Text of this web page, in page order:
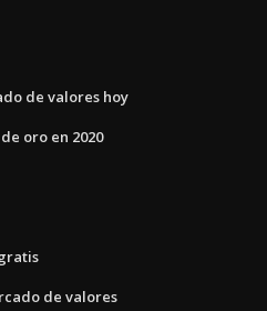
de valores hoy
oro en 2020
de valores